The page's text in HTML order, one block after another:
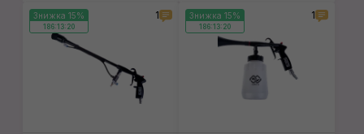
Знижка 15%
186:13:19
1 Знижка 15%
186:13:19
1